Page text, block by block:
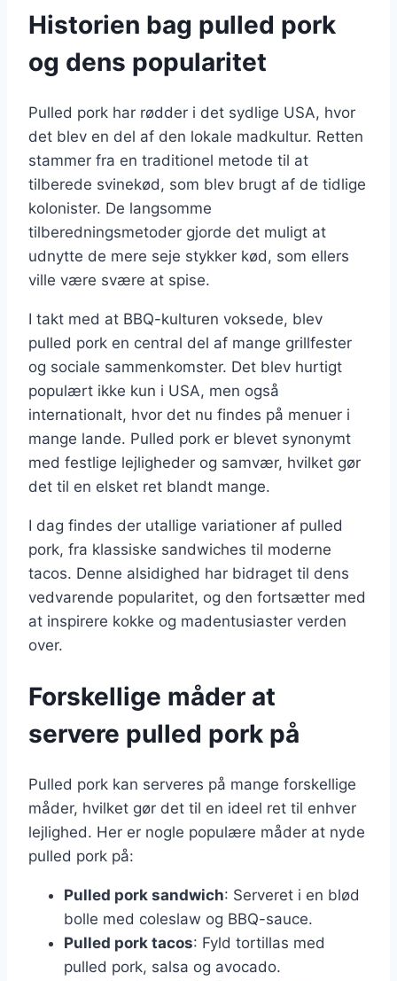
Historien bag pulled pork
og dens popularitet
Pulled pork har rødder i det sydlige USA, hvor
det blev en del af den lokale madkultur. Retten
stammer fra en traditionel metode til at
tilberede svinekød, som blev brugt af de tidlige
kolonister. De langsomme
tilberedningsmetoder gjorde det muligt at
udnytte de mere seje stykker kød, som ellers
ville være svære at spise.
I takt med at BBQ-kulturen voksede, blev
pulled pork en central del af mange grillfester
og sociale sammenkomster. Det blev hurtigt
populært ikke kun i USA, men også
internationalt, hvor det nu findes på menuer i
mange lande. Pulled pork er blevet synonymt
med festlige lejligheder og samvær, hvilket gør
det til en elsket ret blandt mange.
I dag findes der utallige variationer af pulled
pork, fra klassiske sandwiches til moderne
tacos. Denne alsidighed har bidraget til dens
vedvarende popularitet, og den fortsætter med
at inspirere kokke og madentusiaster verden
over.
Forskellige måder at
servere pulled pork på
Pulled pork kan serveres på mange forskellige
måder, hvilket gør det til en ideel ret til enhver
lejlighed. Her er nogle populære måder at nyde
pulled pork på:
Pulled pork sandwich: Serveret i en blød
bolle med coleslaw og BBQ-sauce.
Pulled pork tacos: Fyld tortillas med
pulled pork, salsa og avocado.